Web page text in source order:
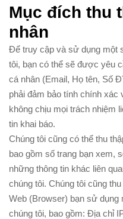
Mục đích thu
nhân
Để truy cập và sử dụng một
tôi, bạn có thể sẽ được yêu
cá nhân (Email, Họ tên, Số
phải đảm bảo tính chính
không chịu mọi trách nhiệm
tin khai báo.
Chúng tôi cũng có thể thu
bao gồm số trang bạn xem,
những thông tin khác liên
chúng tôi. Chúng tôi cũng
Web (Browser) bạn sử dụng
chúng tôi, bao gồm: Địa chỉ